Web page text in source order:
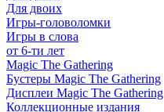
Для двоих
Игры-головоломки
Игры в слова
от 6-ти лет
Magic The Gathering
Бустеры Magic The Gathering
Дисплеи Magic The Gathering
Коллекционные издания